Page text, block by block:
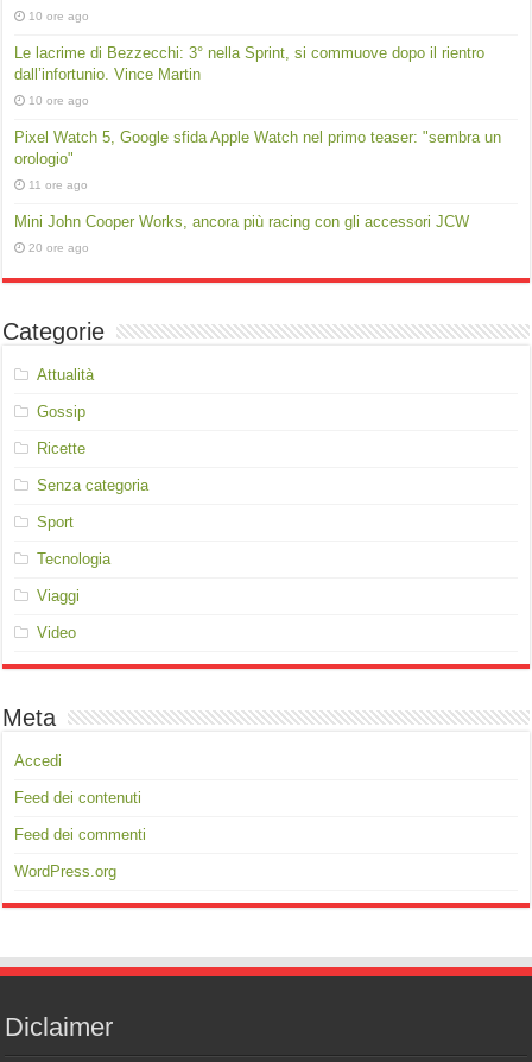
10 ore ago
Le lacrime di Bezzecchi: 3° nella Sprint, si commuove dopo il rientro
dall’infortunio. Vince Martin
10 ore ago
Pixel Watch 5, Google sfida Apple Watch nel primo teaser: "sembra un
orologio"
11 ore ago
Mini John Cooper Works, ancora più racing con gli accessori JCW
20 ore ago
Categorie
Attualità
Gossip
Ricette
Senza categoria
Sport
Tecnologia
Viaggi
Video
Meta
Accedi
Feed dei contenuti
Feed dei commenti
WordPress.org
Diclaimer